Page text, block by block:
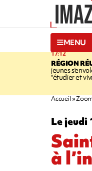
MENU
17:12
RÉGION
jeunes
"étudier et
Accueil Zoom
Le jeudi
à